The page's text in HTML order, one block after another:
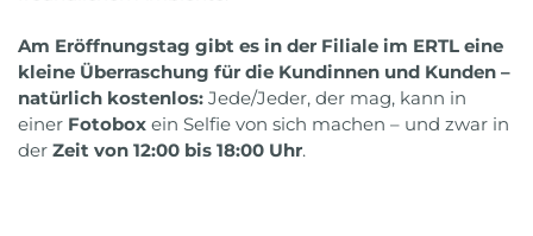
Am Eröffnungstag gibt es in der Filiale im ERTL eine
kleine Überraschung für die Kundinnen und Kunden –
natürlich kostenlos: Jede/Jeder, der mag, kann in
einer Fotobox ein Selfie von sich machen – und zwar in
der Zeit von 12:00 bis 18:00 Uhr.